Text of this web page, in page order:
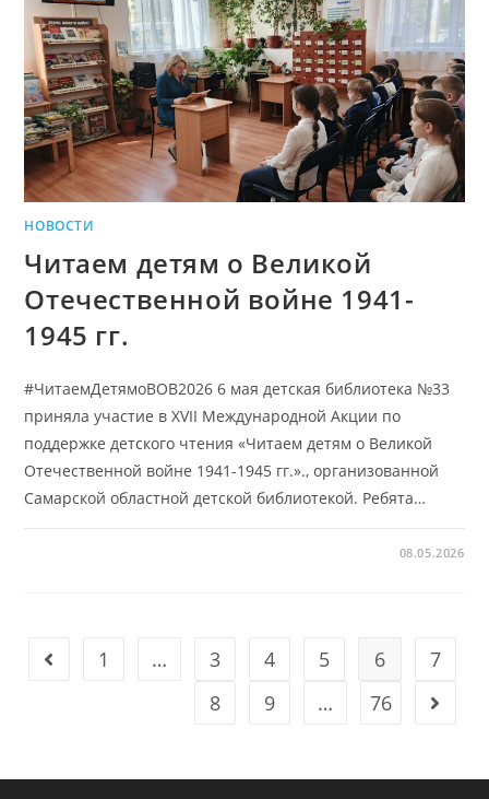
НОВОСТИ
Читаем детям о Великой
Отечественной войне 1941-
1945 гг.
#ЧитаемДетямоВОВ2026 6 мая детская библиотека №33
приняла участие в XVII Международной Акции по
поддержке детского чтения «Читаем детям о Великой
Отечественной войне 1941-1945 гг.»., организованной
Самарской областной детской библиотекой. Ребята…
08.05.2026
Go to the previous page
1 … 3 4 5 6
7
8
9 … 76 Go to